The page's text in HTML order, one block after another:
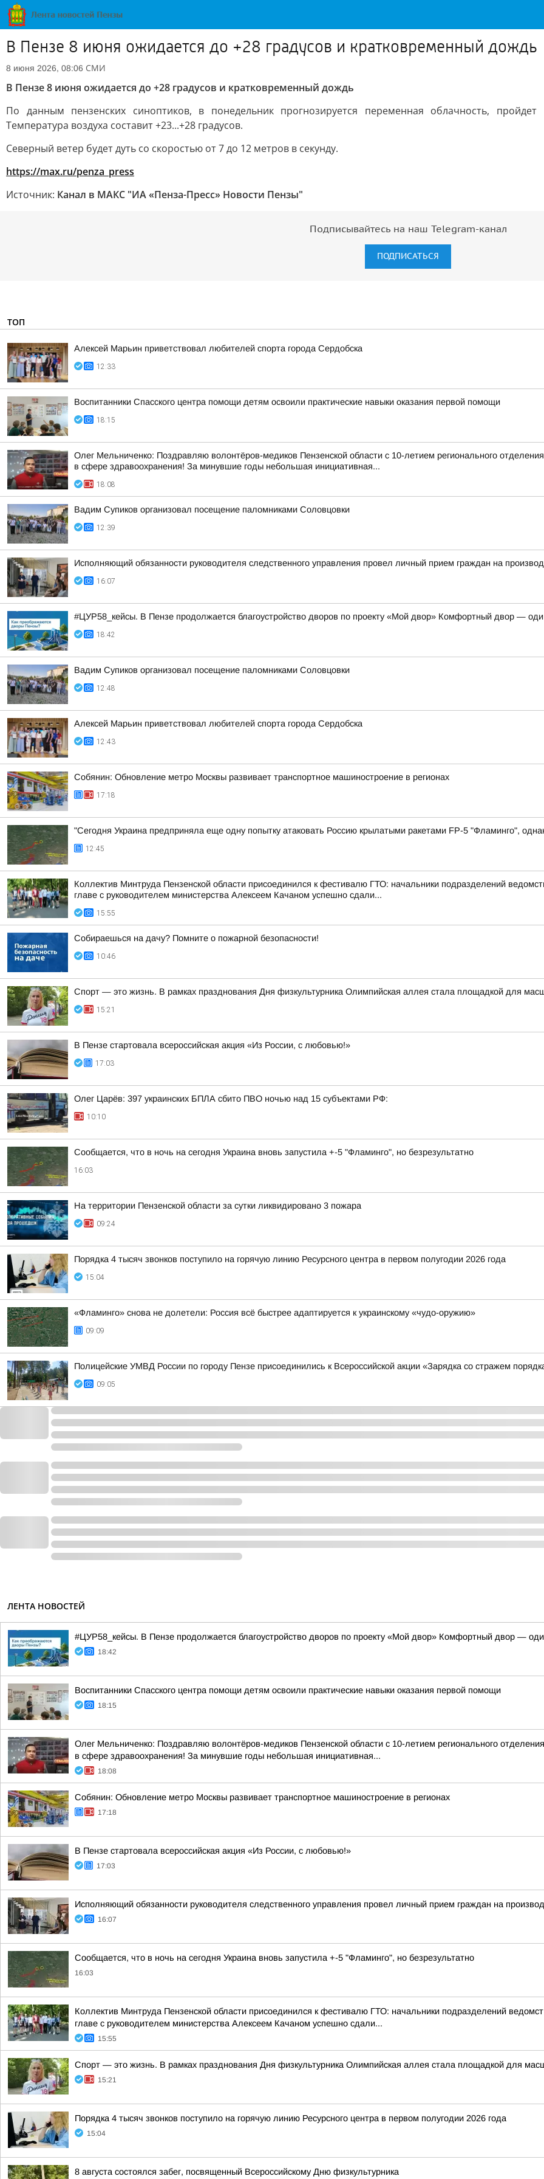
В Пензе 8 июня ожидается до +28 градусов и кратковременный дождь
8 июня 2026, 08:06 СМИ
В Пензе 8 июня ожидается до +28 градусов и кратковременный дождь
По данным пензенских синоптиков, в понедельник прогнозируется переменная облачность,
Температура воздуха составит +23...+28 градусов.
Северный ветер будет дуть со скоростью от 7 до 12 метров в секунду.
https://max.ru/penza_press
Источник: Канал в МАКС "ИА «Пенза-Пресс» Новости Пензы"
Подписывайтесь на наш Telegram-канал
ПОДПИСАТЬСЯ
ТОП
Алексей Марьин приветствовал любителей спорта города Сердобска
12:33
Воспитанники Спасского центра помощи детям освоили практические навыки оказания первой помощи
18:15
Олег Мельниченко: Поздравляю волонтёров-медиков Пензенской области с 10-летием регионального
в сфере здравоохранения! За минувшие годы небольшая инициативная...
18:08
Вадим Супиков организовал посещение паломниками Соловцовки
12:39
Исполняющий обязанности руководителя следственного управления провел личный прием граждан на
16:07
#ЦУР58_кейсы. В Пензе продолжается благоустройство дворов по проекту «Мой двор» Комфортный двор —
18:42
Вадим Супиков организовал посещение паломниками Соловцовки
12:48
Алексей Марьин приветствовал любителей спорта города Сердобска
12:43
Собянин: Обновление метро Москвы развивает транспортное машиностроение в регионах
17:18
"Сегодня Украина предприняла еще одну попытку атаковать Россию крылатыми ракетами FP-5 "Фламинго",
12:45
Коллектив Минтруда Пензенской области присоединился к фестивалю ГТО: начальники подразделений
главе с руководителем министерства Алексеем Качаном успешно сдали...
15:55
Собираешься на дачу? Помните о пожарной безопасности!
10:46
Спорт — это жизнь. В рамках празднования Дня физкультурника Олимпийская аллея стала площадкой для
15:21
В Пензе стартовала всероссийская акция «Из России, с любовью!»
17:03
Олег Царёв: 397 украинских БПЛА сбито ПВО ночью над 15 субъектами РФ:
10:10
Сообщается, что в ночь на сегодня Украина вновь запустила +-5 "Фламинго", но безрезультатно
16:03
На территории Пензенской области за сутки ликвидировано 3 пожара
09:24
Порядка 4 тысяч звонков поступило на горячую линию Ресурсного центра в первом полугодии 2026 года
15:04
«Фламинго» снова не долетели: Россия всё быстрее адаптируется к украинскому «чудо-оружию»
09:09
Полицейские УМВД России по городу Пензе присоединились к Всероссийской акции «Зарядка со стражем
09:05
ЛЕНТА НОВОСТЕЙ
#ЦУР58_кейсы. В Пензе продолжается благоустройство дворов по проекту «Мой двор» Комфортный двор —
18:42
Воспитанники Спасского центра помощи детям освоили практические навыки оказания первой помощи
18:15
Олег Мельниченко: Поздравляю волонтёров-медиков Пензенской области с 10-летием регионального
в сфере здравоохранения! За минувшие годы небольшая инициативная...
18:08
Собянин: Обновление метро Москвы развивает транспортное машиностроение в регионах
17:18
В Пензе стартовала всероссийская акция «Из России, с любовью!»
17:03
Исполняющий обязанности руководителя следственного управления провел личный прием граждан на
16:07
Сообщается, что в ночь на сегодня Украина вновь запустила +-5 "Фламинго", но безрезультатно
16:03
Коллектив Минтруда Пензенской области присоединился к фестивалю ГТО: начальники подразделений
главе с руководителем министерства Алексеем Качаном успешно сдали...
15:55
Спорт — это жизнь. В рамках празднования Дня физкультурника Олимпийская аллея стала площадкой для
15:21
Порядка 4 тысяч звонков поступило на горячую линию Ресурсного центра в первом полугодии 2026 года
15:04
8 августа состоялся забег, посвященный Всероссийскому Дню физкультурника